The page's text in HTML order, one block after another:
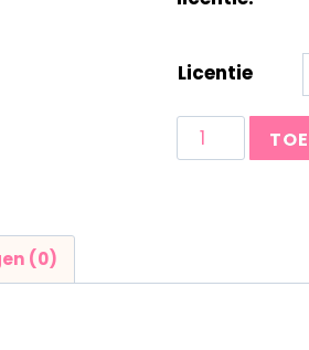
Licentie
(0)